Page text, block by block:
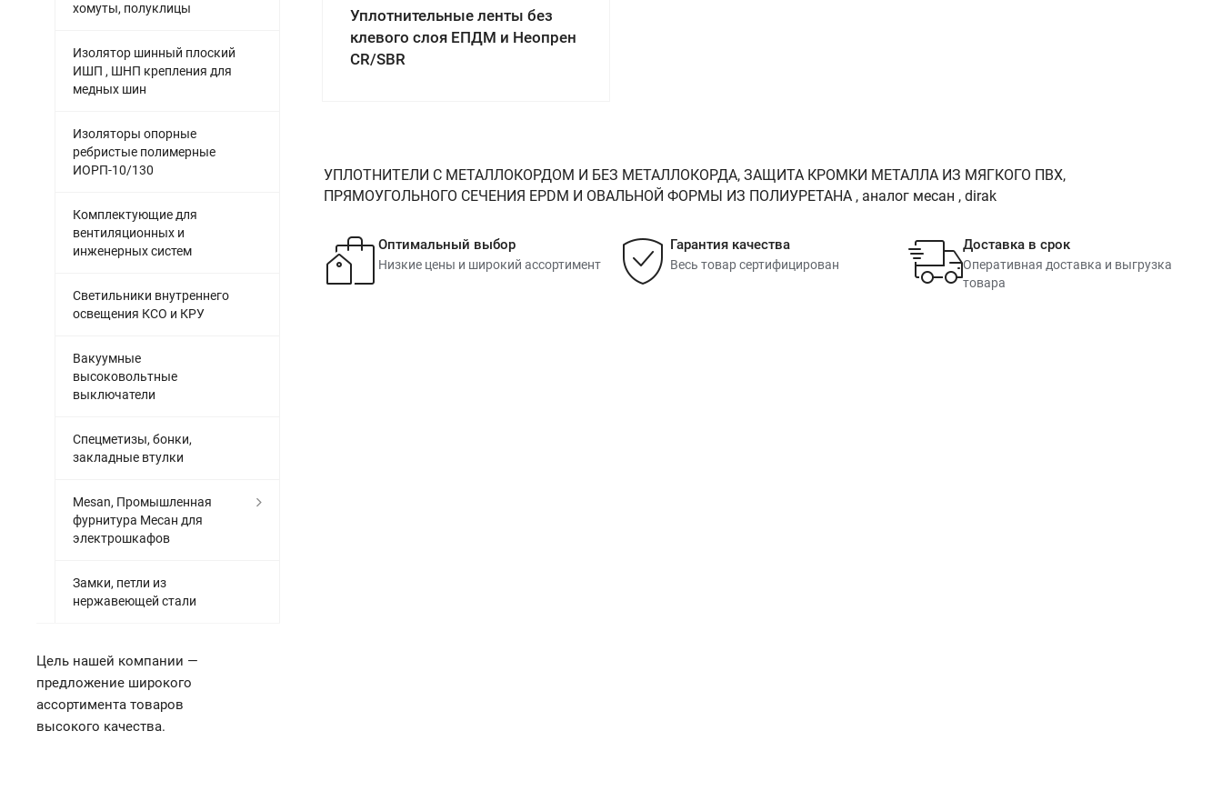
Уплотнительные ленты без
клевого слоя ЕПДМ и Неопрен
CR/SBR
УПЛОТНИТЕЛИ С МЕТАЛЛОКОРДОМ И БЕЗ МЕТАЛЛОКОРДА, ЗАЩИТА КРОМКИ МЕТАЛЛА ИЗ МЯГКОГО ПВХ,
ПРЯМОУГОЛЬНОГО СЕЧЕНИЯ EPDM И ОВАЛЬНОЙ ФОРМЫ ИЗ ПОЛИУРЕТАНА , аналог месан , dirak
Оптимальный выбор
Низкие цены и широкий ассортимент
Гарантия качества
Весь товар сертифицирован
Доставка в срок
Оперативная доставка и выгрузка
товара
хомуты, полуклицы
Изолятор шинный плоский
ИШП , ШНП крепления для
медных шин
Изоляторы опорные
ребристые полимерные
ИОРП-10/130
Комплектующие для
вентиляционных и
инженерных систем
Светильники внутреннего
освещения КСО и КРУ
Вакуумные
высоковольтные
выключатели
Спецметизы, бонки,
закладные втулки
Mesan, Промышленная
фурнитура Месан для
электрошкафов
Замки, петли из
нержавеющей стали
Цель нашей компании —
предложение широкого
ассортимента товаров
высокого качества.